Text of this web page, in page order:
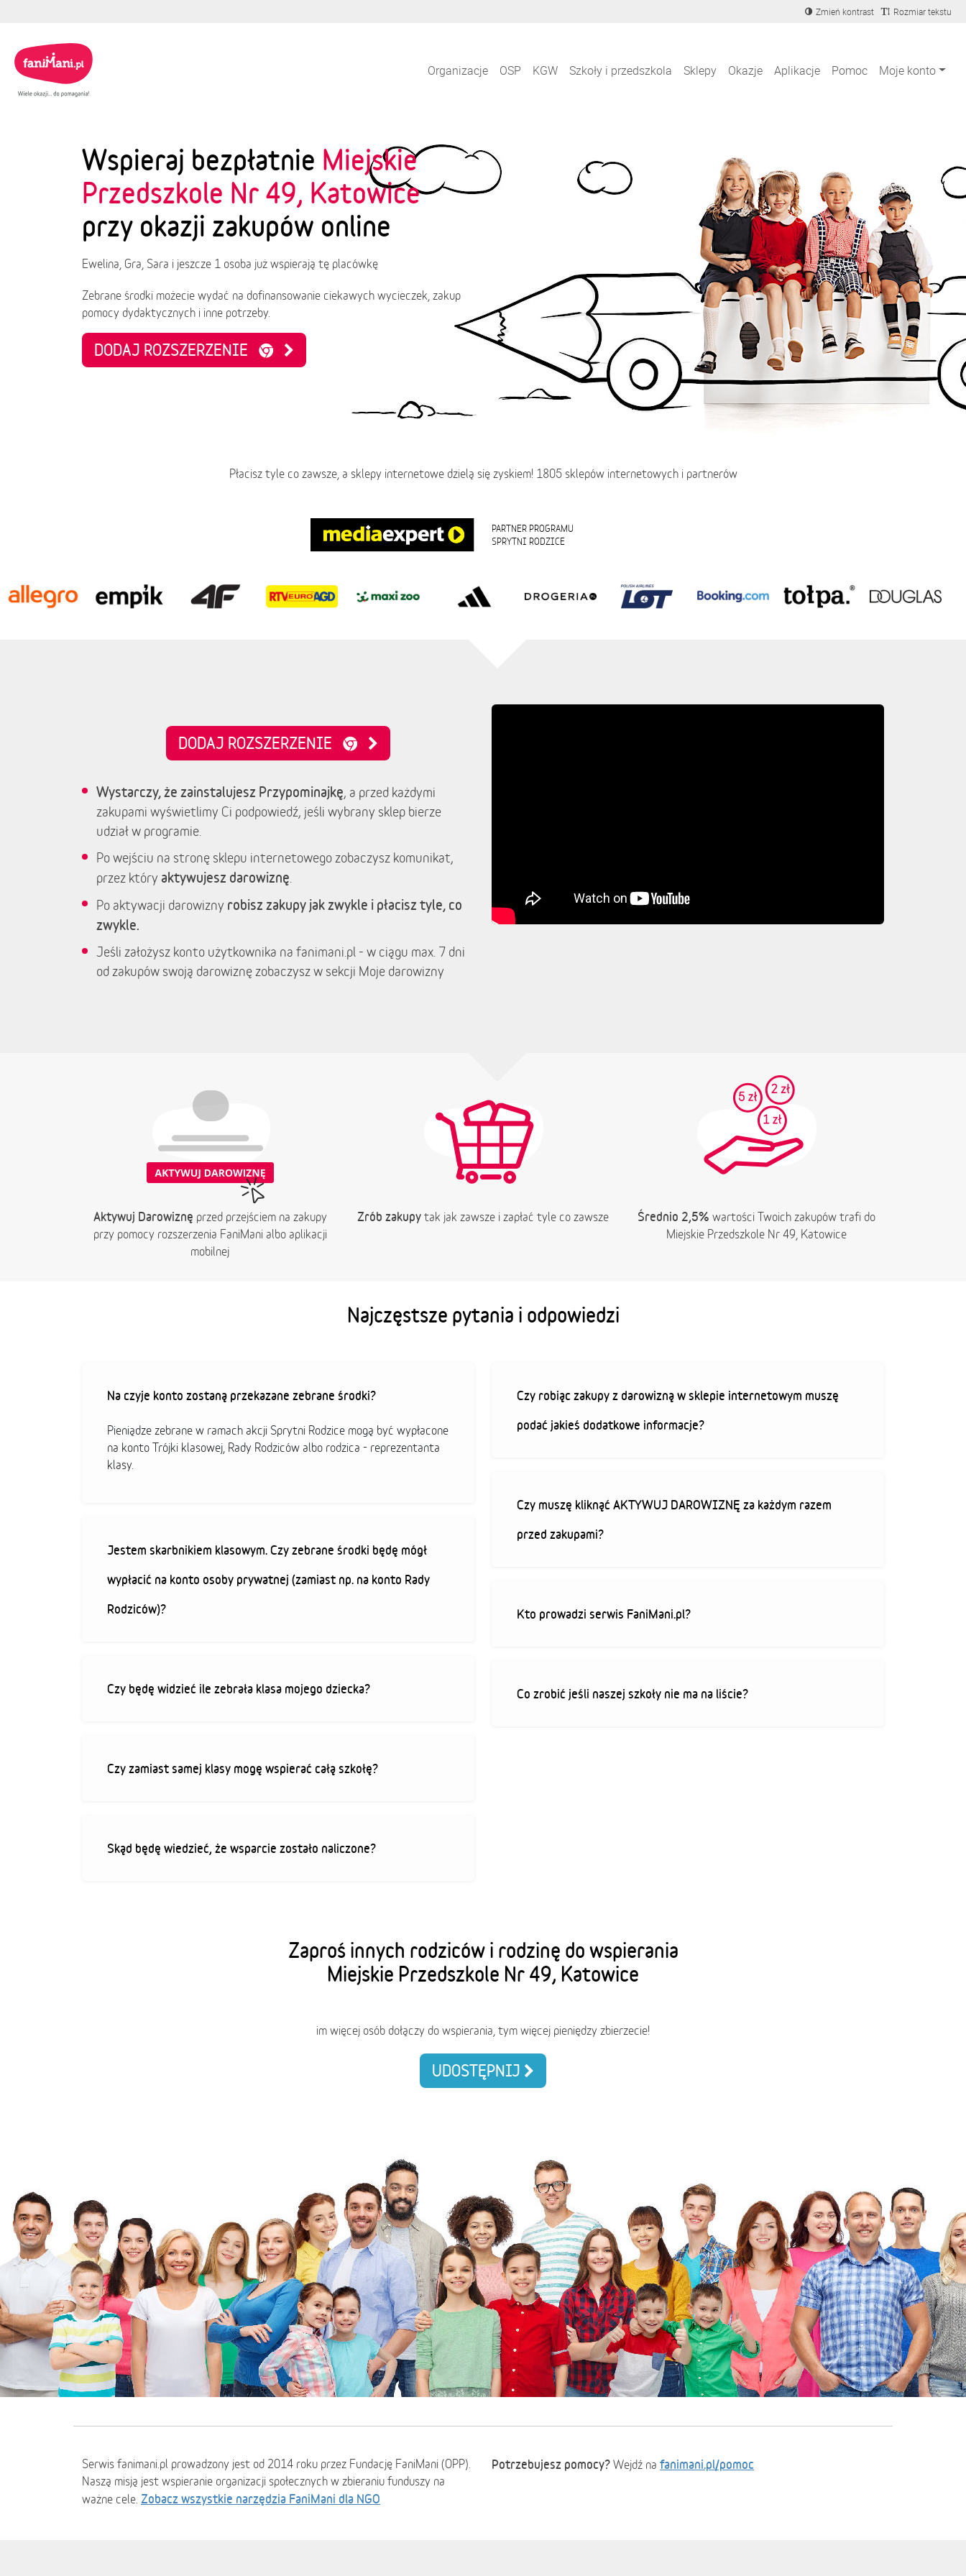
Zmień kontrast Rozmiar tekstu
Organizacje OSP KGW Szkoły i przedszkola Sklepy Okazje Aplikacje Pomoc Moje konto
Wspieraj bezpłatnie Miejskie
Przedszkole Nr 49, Katowice
przy okazji zakupów online
Ewelina, Gra, Sara i jeszcze 1 osoba już wspierają tę placówkę
Zebrane środki możecie wydać na dofinansowanie ciekawych wycieczek, zakup
pomocy dydaktycznych i inne potrzeby.
DODAJ ROZSZERZENIE
Płacisz tyle co zawsze, a sklepy internetowe dzielą się zyskiem! 1805 sklepów internetowych i partnerów
PARTNER PROGRAMU
SPRYTNI RODZICE
DODAJ ROZSZERZENIE
Wystarczy, że zainstalujesz Przypominajkę, a przed każdymi
zakupami wyświetlimy Ci podpowiedź, jeśli wybrany sklep bierze
udział w programie.
Po wejściu na stronę sklepu internetowego zobaczysz komunikat,
przez który aktywujesz darowiznę
Po aktywacji darowizny robisz zakupy jak zwykle i płacisz tyle, co
zwykle.
Jeśli założysz konto użytkownika na fanimani.pl - w ciągu max. 7 dni
od zakupów swoją darowiznę zobaczysz w sekcji Moje darowizny
Aktywuj Darowiznę przed przejściem na zakupy
przy pomocy rozszerzenia FaniMani albo aplikacji
mobilnej
Zrób zakupy tak jak zawsze i zapłać tyle co zawsze Średnio 2,5% wartości Twoich zakupów trafi do
Miejskie Przedszkole Nr 49, Katowice
Najczęstsze pytania i odpowiedzi
Na czyje konto zostaną przekazane zebrane środki?
Pieniądze zebrane w ramach akcji Sprytni Rodzice mogą być wypłacone
na konto Trójki klasowej, Rady Rodziców albo rodzica - reprezentanta
klasy.
Jestem skarbnikiem klasowym. Czy zebrane środki będę mógł
wypłacić na konto osoby prywatnej (zamiast np. na konto Rady
Rodziców)?
Czy będę widzieć ile zebrała klasa mojego dziecka?
Czy zamiast samej klasy mogę wspierać całą szkołę?
Skąd będę wiedzieć, że wsparcie zostało naliczone?
Czy robiąc zakupy z darowizną w sklepie internetowym muszę
podać jakieś dodatkowe informacje?
Czy muszę kliknąć AKTYWUJ DAROWIZNĘ za każdym razem
przed zakupami?
Kto prowadzi serwis FaniMani.pl?
Co zrobić jeśli naszej szkoły nie ma na liście?
Zaproś innych rodziców i rodzinę do wspierania
Miejskie Przedszkole Nr 49, Katowice
im więcej osób dołączy do wspierania, tym więcej pieniędzy zbierzecie!
UDOSTĘPNIJ
Serwis fanimani.pl prowadzony jest od 2014 roku przez Fundację FaniMani (OPP).
Naszą misją jest wspieranie organizacji społecznych w zbieraniu funduszy na
ważne cele. Zobacz wszystkie narzędzia FaniMani dla NGO
Potrzebujesz pomocy? Wejdź na fanimani.pl/pomoc